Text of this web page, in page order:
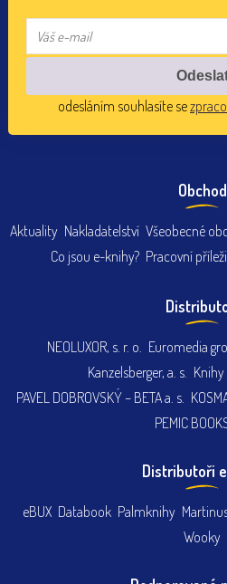
odesláním souhlasíte se
Obchod
Aktuality Nakladatelství Všeobecné
Co jsou e-knihy? Pracovní
NEOLUXOR, s. r. o. Euromedia
Kanzelsberger, a. s. Knihy
PAVEL DOBROVSKÝ – BETA a. s.
PEMIC
Distributoři
eBUX Databook Palmknihy
Wooky